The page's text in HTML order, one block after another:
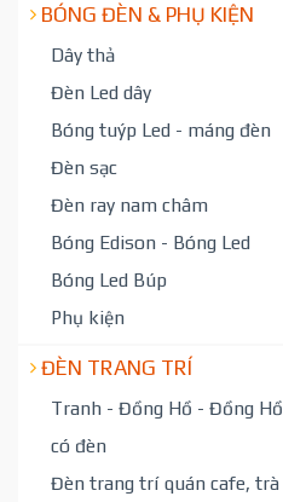
BÓNG ĐÈN & PHỤ KIỆN
Dây thả
Đèn Led dây
Bóng tuýp Led - máng đèn
Đèn sạc
Đèn ray nam châm
Bóng Edison - Bóng Led
Bóng Led Búp
Phụ kiện
ĐÈN TRANG TRÍ
Tranh - Đồng Hồ - Đồng Hồ
có đèn
Đèn trang trí quán cafe, trà